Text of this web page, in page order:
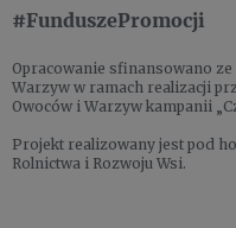
#FunduszePromocji
Opracowanie sfinansowano
Warzyw w ramach realizacji
Owoców i Warzyw kampanii
Projekt realizowany jest pod
Rolnictwa i Rozwoju Wsi.